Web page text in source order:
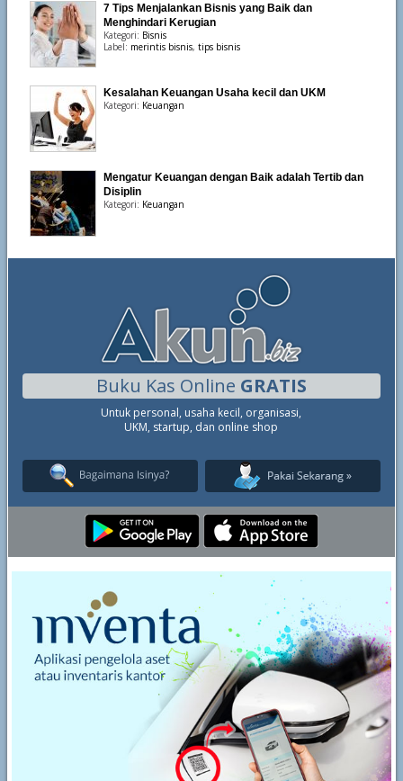
7 Tips Menjalankan Bisnis yang Baik dan
Menghindari Kerugian
Kategori: Bisnis
Label: merintis bisnis, tips bisnis
Kesalahan Keuangan Usaha kecil dan UKM
Kategori: Keuangan
Mengatur Keuangan dengan Baik adalah Tertib dan
Disiplin
Kategori: Keuangan
Buku Kas Online GRATIS
Untuk personal, usaha kecil, organisasi,
UKM, startup, dan online shop